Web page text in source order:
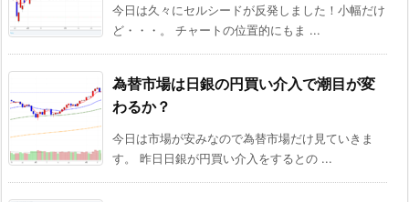
今日は久々にセルシードが反発しました！小幅だけ
ど・・・。 チャートの位置的にもま ...
為替市場は日銀の円買い介入で潮目が変
わるか？
今日は市場が安みなので為替市場だけ見ていきま
す。 昨日日銀が円買い介入をするとの ...